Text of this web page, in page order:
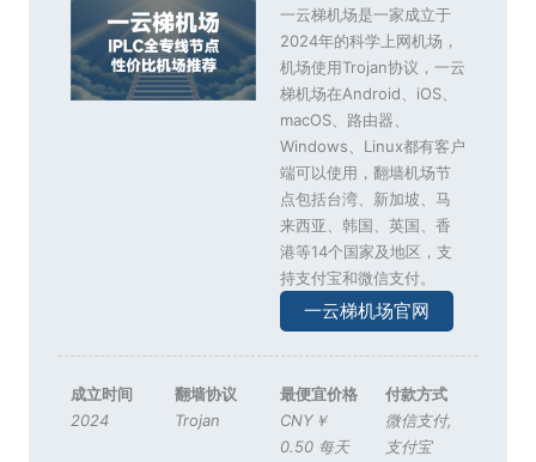
一云梯机场是一家成立于
2024年的科学上网机场，
机场使用Trojan协议，一云
梯机场在Android、iOS、
macOS、路由器、
Windows、Linux都有客户
端可以使用，翻墙机场节
点包括台湾、新加坡、马
来西亚、韩国、英国、香
港等14个国家及地区，支
持支付宝和微信支付。
一云梯机场官网
成立时间
2024
翻墙协议
Trojan
最便宜价格
CNY￥
0.50 每天
付款方式
微信支付,
支付宝